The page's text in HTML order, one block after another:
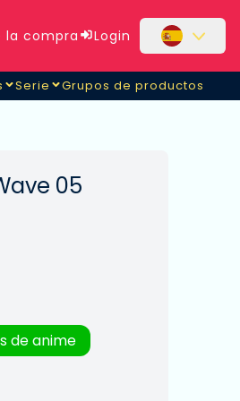
la compra Login
Serie Grupos de productos
05
de anime